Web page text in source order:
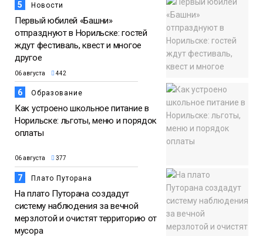
5 Новости
Первый юбилей «Башни»
отпразднуют в Норильске: гостей
ждут фестиваль, квест и многое
другое
06 августа 442
6 Образование
Как устроено школьное питание в
Норильске: льготы, меню и порядок
оплаты
06 августа 377
7 Плато Путорана
На плато Путорана создадут
систему наблюдения за вечной
мерзлотой и очистят территорию от
мусора